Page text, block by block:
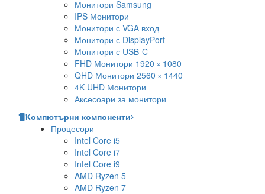
Монитори Samsung
IPS Монитори
Монитори с VGA вход
Монитори с DisplayPort
Монитори с USB-C
FHD Монитори 1920 × 1080
QHD Монитори 2560 × 1440
4K UHD Монитори
Аксесоари за монитори
Компютърни компоненти
Процесори
Intel Core i5
Intel Core i7
Intel Core i9
AMD Ryzen 5
AMD Ryzen 7